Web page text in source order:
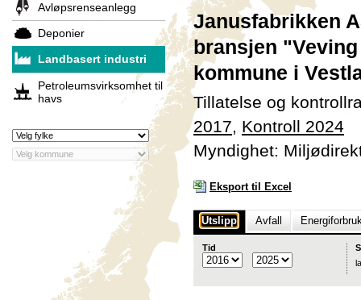
Avløpsrenseanlegg
Deponier
Landbasert industri
Petroleumsvirksomhet til
havs
Janusfabrikken
bransjen
kommune i
Tillatelse og
2017, Kontroll 2024
Myndighet:
Eksport til Excel
Utslipp Avfall
Tid